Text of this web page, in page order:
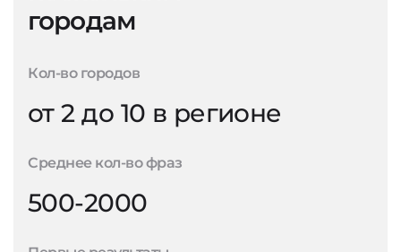
городам
Кол-во городов
от 2 до 10 в регионе
Среднее кол-во фраз
500-2000